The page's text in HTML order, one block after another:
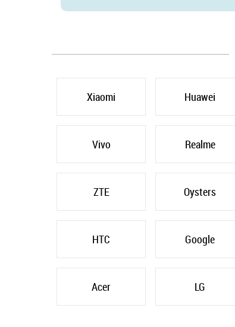
Xiaomi Huawei
Vivo Realme
ZTE Oysters
HTC Google
Acer LG